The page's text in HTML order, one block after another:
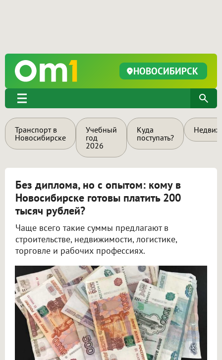
НОВОСИБИРСК
Транспорт в
Новосибирске
Учебный
год
2026
Куда
поступать?
Без диплома, но с опытом: кому в
Новосибирске готовы платить 200
тысяч рублей?
Чаще всего такие суммы предлагают в
строительстве, недвижимости, логистике,
торговле и рабочих профессиях.